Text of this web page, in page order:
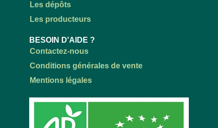
Les dépôts
Les producteurs
BESOIN D'AIDE ?
Contactez-nous
Conditions générales de vente
Mentions légales